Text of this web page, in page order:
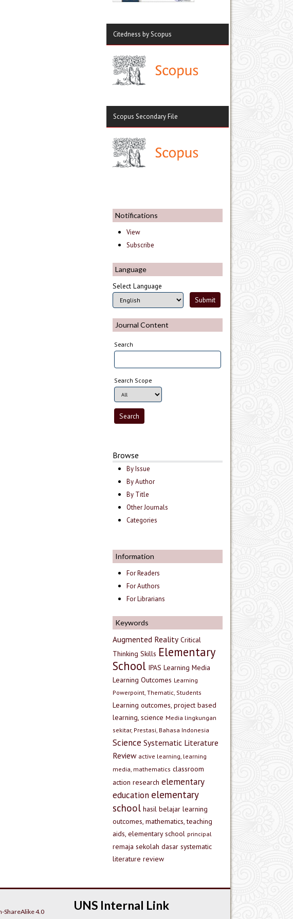
Citedness by Scopus
Scopus Secondary File
Notifications
View
Subscribe
Language
Select Language
Journal Content
Search
Search Scope
Browse
By Issue
By Author
By Title
Other Journals
Categories
Information
For Readers
For Authors
For Librarians
Keywords
Augmented Reality Critical
Thinking Skills Elementary
School IPAS Learning Media
Learning Outcomes Learning
Powerpoint, Thematic, Students
Learning outcomes, project based
learning, science Media lingkungan
sekitar, Prestasi, Bahasa Indonesia
Science Systematic Literature
Review active learning, learning
media, mathematics classroom
action research elementary
education elementary
school hasil belajar learning
outcomes, mathematics, teaching
aids, elementary school principal
remaja sekolah dasar systematic
literature review
UNS Internal Link
ShareAlike 4.0